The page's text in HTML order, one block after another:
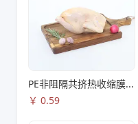
PE非阻隔共挤热收缩膜S53
￥ 0.59